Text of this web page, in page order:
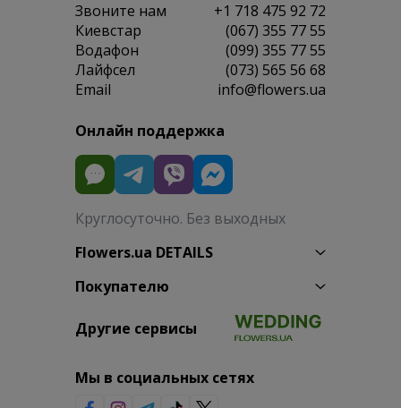
Звоните нам
+1 718 475 92 72
Киевстар
(067) 355 77 55
Водафон
(099) 355 77 55
Лайфсел
(073) 565 56 68
Email
info@flowers.ua
Онлайн поддержка
Круглосуточно. Без выходных
Flowers.ua DETAILS
Покупателю
Другие сервисы
Мы в социальных сетях